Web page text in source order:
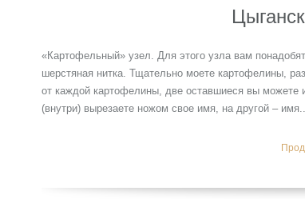
«Картофельный» узел. Для этого узла вам
шерстяная нитка. Тщательно моете картофелины,
от каждой картофелины, две оставшиеся вы можете
(внутри) вырезаете ножом свое имя, на другой – имя...